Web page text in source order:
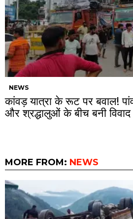
NEWS
कांवड़ यात्रा के रूट पर बवाल!
और श्रद्धालुओं के बीच बनी विवाद
MORE FROM: NEWS